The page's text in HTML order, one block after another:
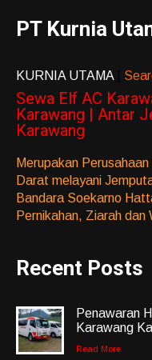
PT Kurnia
KURNIA UTAMA
Sewa Elf AC
Karawang | Antar
Karawang
Merupakan
Darat melayani
Bandara Soekarno
Pernikahan, Ziarah dan
Recent Posts
Penawaran
Karawang
Read More